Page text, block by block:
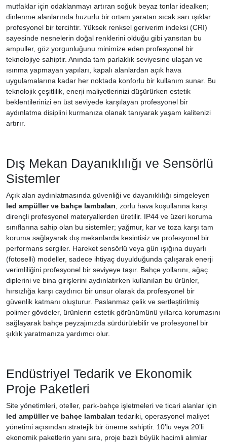
mutfaklar için odaklanmayı artıran soğuk beyaz tonlar idealken;
dinlenme alanlarında huzurlu bir ortam yaratan sıcak sarı ışıklar
profesyonel bir tercihtir. Yüksek renksel geriverim indeksi (CRI)
sayesinde nesnelerin doğal renklerini olduğu gibi yansıtan bu
ampuller, göz yorgunluğunu minimize eden profesyonel bir
teknolojiye sahiptir. Anında tam parlaklık seviyesine ulaşan ve
ısınma yapmayan yapıları, kapalı alanlardan açık hava
uygulamalarına kadar her noktada konforlu bir kullanım sunar. Bu
teknolojik çeşitlilik, enerji maliyetlerinizi düşürürken estetik
beklentilerinizi en üst seviyede karşılayan profesyonel bir
aydınlatma disiplini kurmanıza olanak tanıyarak yaşam kalitenizi
artırır.
Dış Mekan Dayanıklılığı ve Sensörlü
Sistemler
Açık alan aydınlatmasında güvenliği ve dayanıklılığı simgeleyen
led ampüller ve bahçe lambaları , zorlu hava koşullarına karşı
dirençli profesyonel materyallerden üretilir. IP44 ve üzeri koruma
sınıflarına sahip olan bu sistemler; yağmur, kar ve toza karşı tam
koruma sağlayarak dış mekanlarda kesintisiz ve profesyonel bir
performans sergiler. Hareket sensörlü veya gün ışığına duyarlı
(fotoselli) modeller, sadece ihtiyaç duyulduğunda çalışarak enerji
verimliliğini profesyonel bir seviyeye taşır. Bahçe yollarını, ağaç
diplerini ve bina girişlerini aydınlatırken kullanılan bu ürünler,
hırsızlığa karşı caydırıcı bir unsur olarak da profesyonel bir
güvenlik katmanı oluşturur. Paslanmaz çelik ve sertleştirilmiş
polimer gövdeler, ürünlerin estetik görünümünü yıllarca korumasını
sağlayarak bahçe peyzajınızda sürdürülebilir ve profesyonel bir
şıklık yaratmanıza yardımcı olur.
Endüstriyel Tedarik ve Ekonomik
Proje Paketleri
Site yönetimleri, oteller, park-bahçe işletmeleri ve ticari alanlar için
led ampüller ve bahçe lambaları tedariki, operasyonel maliyet
yönetimi açısından stratejik bir öneme sahiptir. 10’lu veya 20’li
ekonomik paketlerin yanı sıra, proje bazlı büyük hacimli alımlar